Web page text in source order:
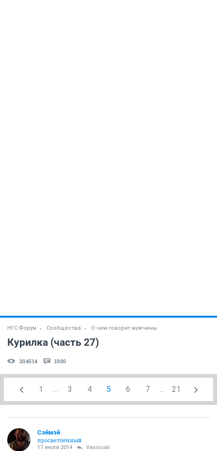
НГС.Форум Сообщества О чем говорят мужчины
Курилка (часть 27)
204514 1000
1 ... 3 4 5 6 7 ... 21
Сэймэй
просветлённый
17 июля 2014 Vasisuali